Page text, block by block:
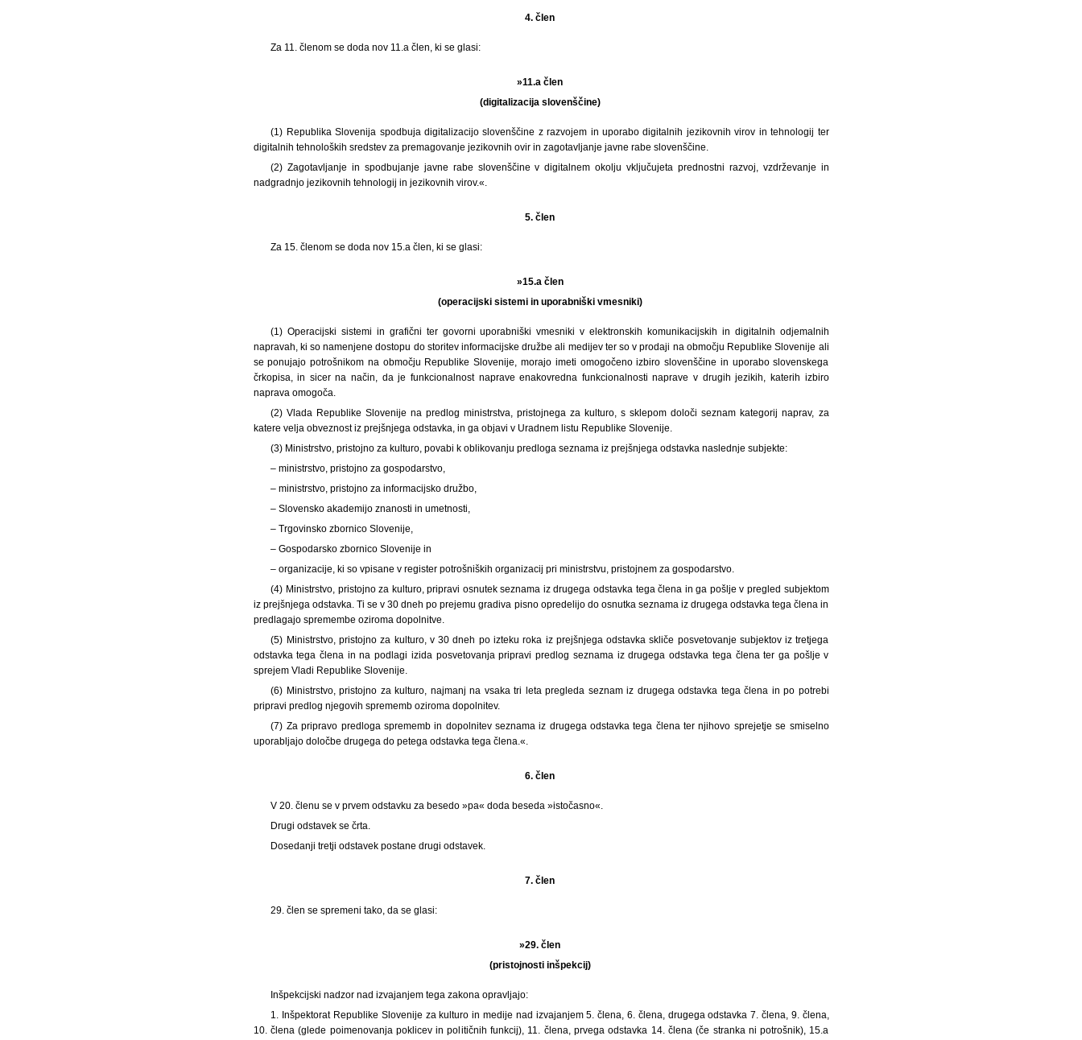
4. člen
Za 11. členom se doda nov 11.a člen, ki se glasi:
»11.a člen
(digitalizacija slovenščine)
(1) Republika Slovenija spodbuja digitalizacijo slovenščine z razvojem in uporabo digitalnih jezikovnih virov in tehnologij ter
digitalnih tehnoloških sredstev za premagovanje jezikovnih ovir in zagotavljanje javne rabe slovenščine.
(2) Zagotavljanje in spodbujanje javne rabe slovenščine v digitalnem okolju vključujeta prednostni razvoj, vzdrževanje in
nadgradnjo jezikovnih tehnologij in jezikovnih virov.«.
5. člen
Za 15. členom se doda nov 15.a člen, ki se glasi:
»15.a člen
(operacijski sistemi in uporabniški vmesniki)
(1) Operacijski sistemi in grafični ter govorni uporabniški vmesniki v elektronskih komunikacijskih in digitalnih odjemalnih
napravah, ki so namenjene dostopu do storitev informacijske družbe ali medijev ter so v prodaji na območju Republike Slovenije ali
se ponujajo potrošnikom na območju Republike Slovenije, morajo imeti omogočeno izbiro slovenščine in uporabo slovenskega
črkopisa, in sicer na način, da je funkcionalnost naprave enakovredna funkcionalnosti naprave v drugih jezikih, katerih izbiro
naprava omogoča.
(2) Vlada Republike Slovenije na predlog ministrstva, pristojnega za kulturo, s sklepom določi seznam kategorij naprav, za
katere velja obveznost iz prejšnjega odstavka, in ga objavi v Uradnem listu Republike Slovenije.
(3) Ministrstvo, pristojno za kulturo, povabi k oblikovanju predloga seznama iz prejšnjega odstavka naslednje subjekte:
– ministrstvo, pristojno za gospodarstvo,
– ministrstvo, pristojno za informacijsko družbo,
– Slovensko akademijo znanosti in umetnosti,
– Trgovinsko zbornico Slovenije,
– Gospodarsko zbornico Slovenije in
– organizacije, ki so vpisane v register potrošniških organizacij pri ministrstvu, pristojnem za gospodarstvo.
(4) Ministrstvo, pristojno za kulturo, pripravi osnutek seznama iz drugega odstavka tega člena in ga pošlje v pregled subjektom
iz prejšnjega odstavka. Ti se v 30 dneh po prejemu gradiva pisno opredelijo do osnutka seznama iz drugega odstavka tega člena in
predlagajo spremembe oziroma dopolnitve.
(5) Ministrstvo, pristojno za kulturo, v 30 dneh po izteku roka iz prejšnjega odstavka skliče posvetovanje subjektov iz tretjega
odstavka tega člena in na podlagi izida posvetovanja pripravi predlog seznama iz drugega odstavka tega člena ter ga pošlje v
sprejem Vladi Republike Slovenije.
(6) Ministrstvo, pristojno za kulturo, najmanj na vsaka tri leta pregleda seznam iz drugega odstavka tega člena in po potrebi
pripravi predlog njegovih sprememb oziroma dopolnitev.
(7) Za pripravo predloga sprememb in dopolnitev seznama iz drugega odstavka tega člena ter njihovo sprejetje se smiselno
uporabljajo določbe drugega do petega odstavka tega člena.«.
6. člen
V 20. členu se v prvem odstavku za besedo »pa« doda beseda »istočasno«.
Drugi odstavek se črta.
Dosedanji tretji odstavek postane drugi odstavek.
7. člen
29. člen se spremeni tako, da se glasi:
»29. člen
(pristojnosti inšpekcij)
Inšpekcijski nadzor nad izvajanjem tega zakona opravljajo:
1. Inšpektorat Republike Slovenije za kulturo in medije nad izvajanjem 5. člena, 6. člena, drugega odstavka 7. člena, 9. člena,
10. člena (glede poimenovanja poklicev in političnih funkcij), 11. člena, prvega odstavka 14. člena (če stranka ni potrošnik), 15.a